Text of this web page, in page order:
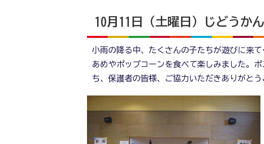
10月11日（土曜日）じどうか
小雨の降る中、たくさんの子たちが遊びに来
あめやポップコーンを食べて楽しみました。
ち、保護者の皆様、ご協力いただきありがとう